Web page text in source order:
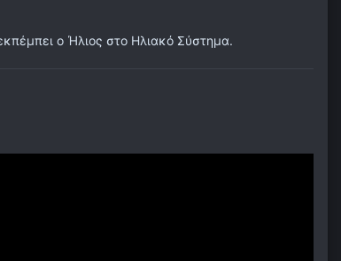
ο Ήλιος στο Ηλιακό Σύστημα.